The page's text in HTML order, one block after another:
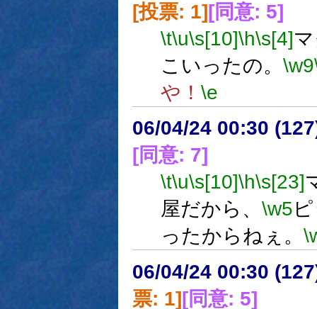
[投票: 1][同意: 5]
\t\u\s[10]\h\s[4]
こいったの。 \w9
や！ \e
06/04/24 00:30
[同意: 7]
\t\u\s[10]\h\s[23]
屋だから、 \w5
ったからねぇ。
06/04/24 00:30
票: 1][同意: 5]